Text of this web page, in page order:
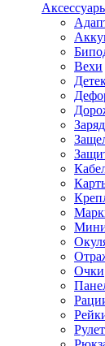
Вехи
Очки